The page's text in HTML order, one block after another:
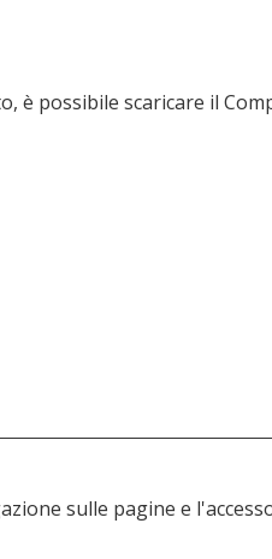
è possibile scaricare il
sulle pagine e